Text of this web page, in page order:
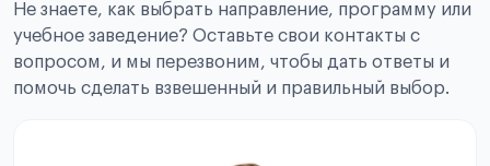
Не знаете, как выбрать направление, программу или
учебное заведение? Оставьте свои контакты с
вопросом, и мы перезвоним, чтобы дать ответы и
помочь сделать взвешенный и правильный выбор.